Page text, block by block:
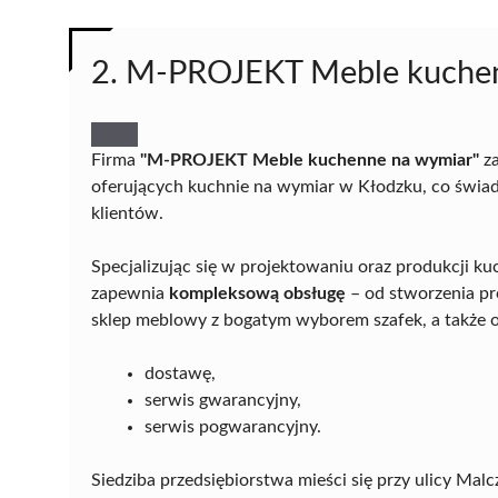
2. M-PROJEKT Meble
Firma "M-PROJEKT Meble kuchenne na wymiar"
oferujących kuchnie na wymiar w Kłodzku, co
klientów.
Specjalizując się w projektowaniu oraz produkcji
zapewnia kompleksową obsługę – od stworzenia
sklep meblowy z bogatym wyborem szafek, a także
dostawę,
serwis gwarancyjny,
serwis pogwarancyjny.
Siedziba przedsiębiorstwa mieści się przy ulicy